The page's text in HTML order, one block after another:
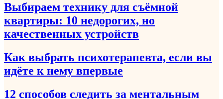
Выбираем технику для съёмной
квартиры: 10 недорогих, но
качественных устройств
Как выбрать психотерапевта, если вы
идёте к нему впервые
12 способов следить за ментальным